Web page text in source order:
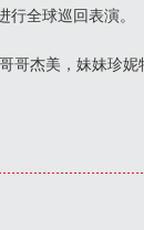
全球巡回表演。
杰美，妹妹珍妮